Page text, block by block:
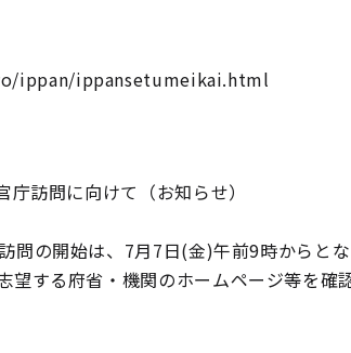
ippan/ippansetumeikai.html
訪問に向けて（お知らせ）
問の開始は、7月7日(金)午前9時からとな
望する府省・機関のホームページ等を確